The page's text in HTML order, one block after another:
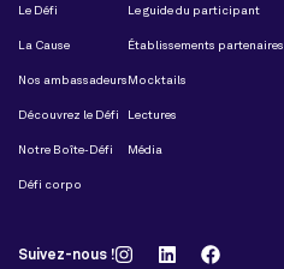
Le Défi
La Cause
Nos ambassadeurs
Découvrez le Défi
Notre Boîte-Défi
Défi corpo
Le guide du participant
Établissements partenaires
Mocktails
Lectures
Média
Suivez-nous !